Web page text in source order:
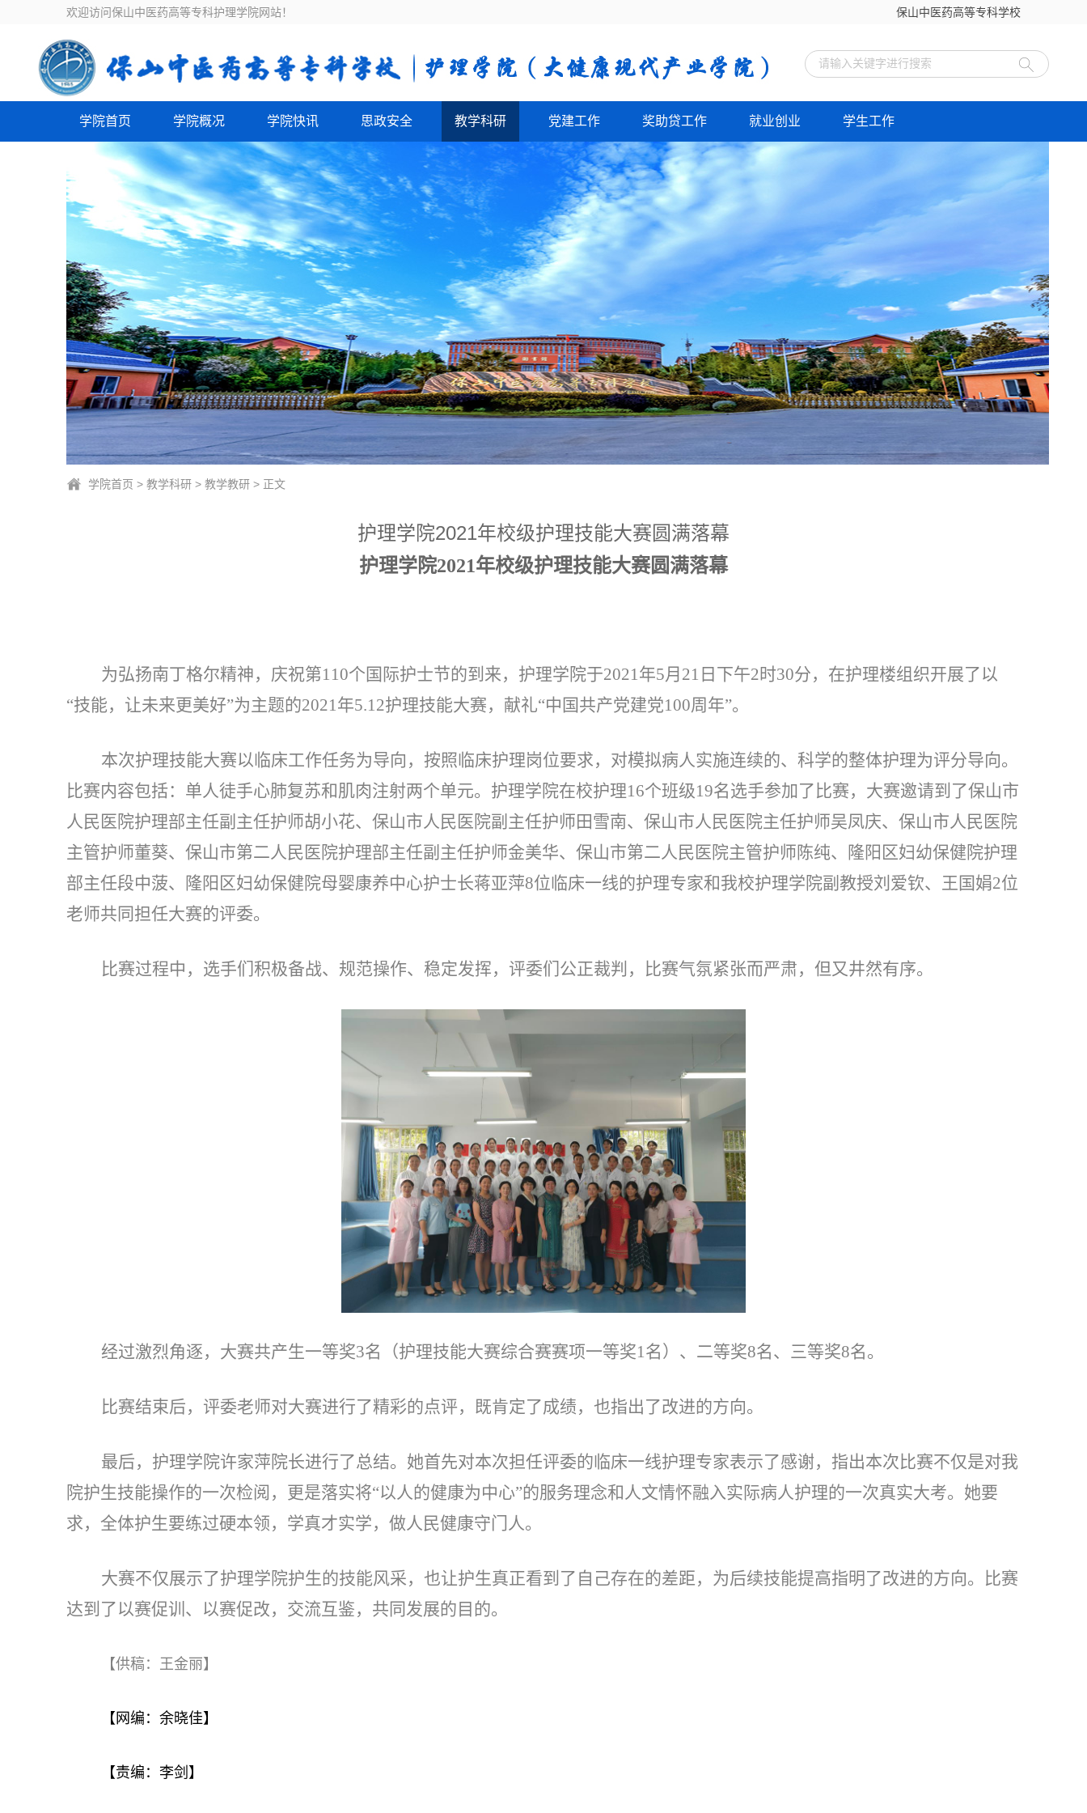
欢迎访问保山中医药高等专科护理学院网站！ 保山中医药高等专科学校
学院首页 学院概况 学院快讯 思政安全 教学科研 党建工作 奖助贷工作 就业创业 学生工作
学院首页 > 教学科研 > 教学教研 > 正文
护理学院2021年校级护理技能大赛圆满落幕
护理学院2021年校级护理技能大赛圆满落幕
为弘扬南丁格尔精神，庆祝第110个国际护士节的到来，护理学院于2021年5月21日下午2时30分，在护理楼组织开展了以
“技能，让未来更美好”为主题的2021年5.12护理技能大赛，献礼“中国共产党建党100周年”。
本次护理技能大赛以临床工作任务为导向，按照临床护理岗位要求，对模拟病人实施连续的、科学的整体护理为评分导向。
比赛内容包括：单人徒手心肺复苏和肌肉注射两个单元。护理学院在校护理16个班级19名选手参加了比赛，大赛邀请到了保山市
人民医院护理部主任副主任护师胡小花、保山市人民医院副主任护师田雪南、保山市人民医院主任护师吴凤庆、保山市人民医院
主管护师董葵、保山市第二人民医院护理部主任副主任护师金美华、保山市第二人民医院主管护师陈纯、隆阳区妇幼保健院护理
部主任段中菠、隆阳区妇幼保健院母婴康养中心护士长蒋亚萍8位临床一线的护理专家和我校护理学院副教授刘爱钦、王国娟2位
老师共同担任大赛的评委。
比赛过程中，选手们积极备战、规范操作、稳定发挥，评委们公正裁判，比赛气氛紧张而严肃，但又井然有序。
经过激烈角逐，大赛共产生一等奖3名（护理技能大赛综合赛赛项一等奖1名）、二等奖8名、三等奖8名。
比赛结束后，评委老师对大赛进行了精彩的点评，既肯定了成绩，也指出了改进的方向。
最后，护理学院许家萍院长进行了总结。她首先对本次担任评委的临床一线护理专家表示了感谢，指出本次比赛不仅是对我
院护生技能操作的一次检阅，更是落实将“以人的健康为中心”的服务理念和人文情怀融入实际病人护理的一次真实大考。她要
求，全体护生要练过硬本领，学真才实学，做人民健康守门人。
大赛不仅展示了护理学院护生的技能风采，也让护生真正看到了自己存在的差距，为后续技能提高指明了改进的方向。比赛
达到了以赛促训、以赛促改，交流互鉴，共同发展的目的。
【供稿：王金丽】
【网编：余晓佳】
【责编：李剑】